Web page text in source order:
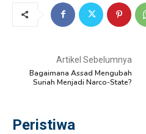
Artikel Sebelumnya
Bagaimana Assad Mengubah
Suriah Menjadi Narco-State?
Peristiwa